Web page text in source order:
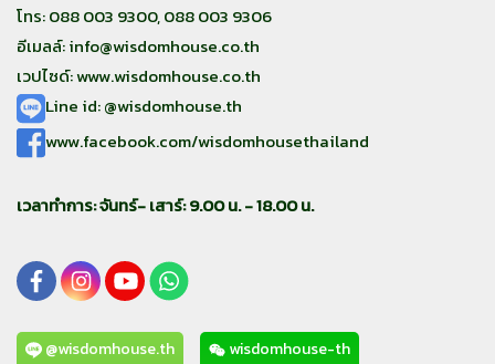
โทร: 088 003 9300, 088 003 9306
อีเมลล์:info@wisdomhouse.co.th
เวปไซด์: www.wisdomhouse.co.th
Line id: @wisdomhouse.th
www.facebook.com/wisdomhousethailand
เวลาทำการ: จันทร์- เสาร์: 9.00 น. - 18.00 น.
@wisdomhouse.th wisdomhouse-th